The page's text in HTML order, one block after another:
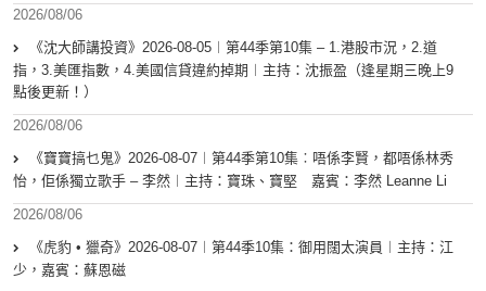
2026/08/06
《沈大師講投資》2026-08-05︱第44季第10集 – 1.港股市況，2.道
指，3.美匯指數，4.美國信貸違約掉期︱主持：沈振盈（逢星期三晚上9
點後更新！）
2026/08/06
《寶寶搞乜鬼》2026-08-07︱第44季第10集︰唔係李賢，都唔係林秀
怡，佢係獨立歌手 – 李然︱主持：寶珠、寶堅 嘉賓：李然 Leanne Li
2026/08/06
《虎豹 • 獵奇》2026-08-07︱第44季10集：御用闊太演員︱主持：江
少，嘉賓：蘇恩磁